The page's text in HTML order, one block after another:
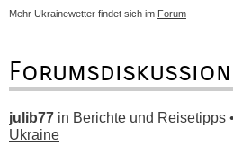
Mehr Ukrainewetter findet sich im Forum
julib77 in Berichte und Reisetipps
Ukraine